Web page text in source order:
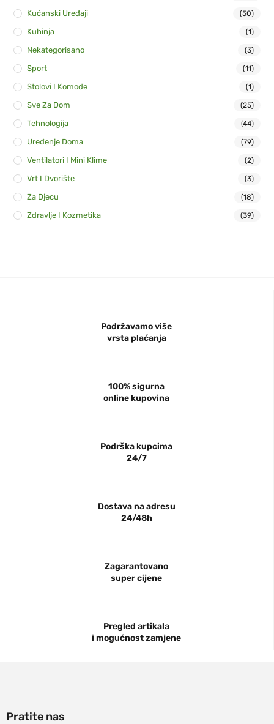
Kućanski Uređaji (50)
Kuhinja (1)
Nekategorisano (3)
Sport (11)
Stolovi I Komode (1)
Sve Za Dom (25)
Tehnologija (44)
Uređenje Doma (79)
Ventilatori I Mini Klime (2)
Vrt I Dvorište (3)
Za Djecu (18)
Zdravlje I Kozmetika (39)
Podržavamo više
vrsta plaćanja
100% sigurna
online kupovina
Podrška kupcima
24/7
Dostava na adresu
24/48h
Zagarantovano
super cijene
Pregled artikala
i mogućnost zamjene
Pratite nas